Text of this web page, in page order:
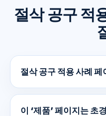
절삭 공구 적
절삭 공구 적용 사례
이 ‘제품’ 페이지는 초